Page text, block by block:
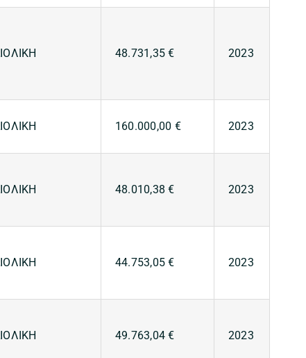
48.731,35 € 2023
160.000,00 € 2023
48.010,38 € 2023
44.753,05 € 2023
49.763,04 € 2023